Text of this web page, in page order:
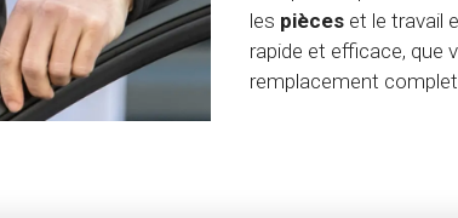
les pièces et le travail
rapide et efficace, que
remplacement